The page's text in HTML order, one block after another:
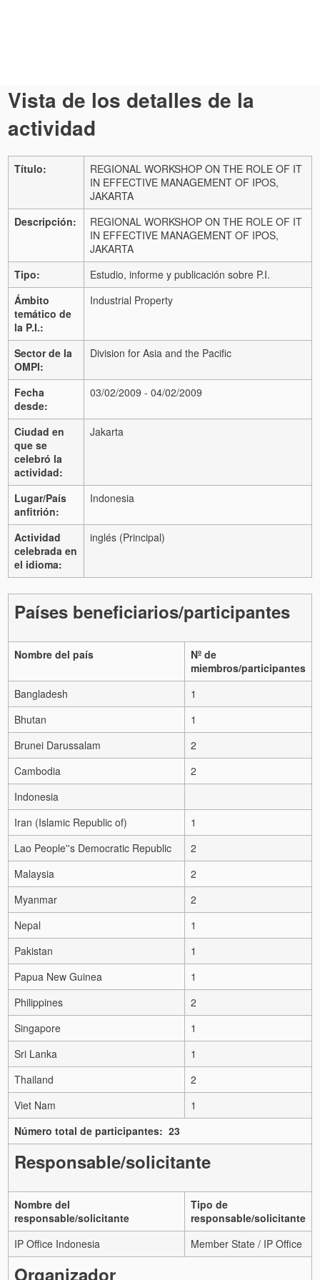
Vista de los detalles de la
actividad
Título:
REGIONAL WORKSHOP ON THE ROLE OF IT
IN EFFECTIVE MANAGEMENT OF IPOS,
JAKARTA
Descripción:
REGIONAL WORKSHOP ON THE ROLE OF IT
IN EFFECTIVE MANAGEMENT OF IPOS,
JAKARTA
Tipo:
Estudio, informe y publicación sobre P.I.
Ámbito
temático de
la P.I.:
Industrial Property
Sector de la
OMPI:
Division for Asia and the Pacific
Fecha
desde:
03/02/2009 - 04/02/2009
Ciudad en
que se
celebró la
actividad:
Jakarta
Lugar/País
anfitrión:
Indonesia
Actividad
celebrada en
el idioma:
inglés (Principal)
Países beneficiarios/participantes
Nombre del país
Nº de
miembros/participantes
Bangladesh
1
Bhutan
1
Brunei Darussalam
2
Cambodia
2
Indonesia
Iran (Islamic Republic of)
1
Lao People''s Democratic Republic
2
Malaysia
2
Myanmar
2
Nepal
1
Pakistan
1
Papua New Guinea
1
Philippines
2
Singapore
1
Sri Lanka
1
Thailand
2
Viet Nam
1
Número total de participantes: 23
Responsable/solicitante
Nombre del
responsable/solicitante
Tipo de
responsable/solicitante
IP Office Indonesia
Member State / IP Office
Organizador